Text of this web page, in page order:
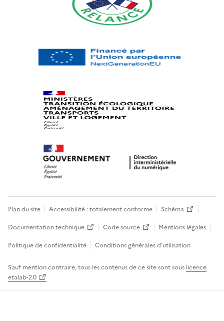
Plan du site Accessibilité : totalement conforme
Schéma
Documentation technique
Code source
Mentions légales
Politique de confidentialité
Conditions générales d’utilisation
Sauf mention contraire, tous les contenus de ce site sont sous licence
etalab-2.0